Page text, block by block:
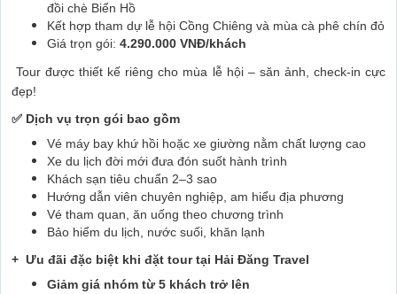
đồi chè Biển Hồ
Kết hợp tham dự lễ hội Cồng Chiêng và mùa cà phê chín đỏ
Giá trọn gói: 4.290.000 VNĐ/khách
Tour được thiết kế riêng cho mùa lễ hội – săn ảnh, check-in cực
đẹp!
✅ Dịch vụ trọn gói bao gồm
Vé máy bay khứ hồi hoặc xe giường nằm chất lượng cao
Xe du lịch đời mới đưa đón suốt hành trình
Khách sạn tiêu chuẩn 2–3 sao
Hướng dẫn viên chuyên nghiệp, am hiểu địa phương
Vé tham quan, ăn uống theo chương trình
Bảo hiểm du lịch, nước suối, khăn lạnh
+ Ưu đãi đặc biệt khi đặt tour tại Hải Đăng Travel
Giảm giá nhóm từ 5 khách trở lên